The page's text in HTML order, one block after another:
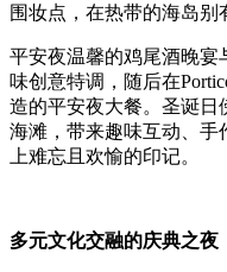
围妆点，在热带的海岛别
平安夜温馨的鸡尾酒晚宴
味创意特调，随后在
造的平安夜大餐。圣诞日
海滩，带来趣味互动、手
上难忘且欢愉的印记。
多元文化交融的庆典之夜